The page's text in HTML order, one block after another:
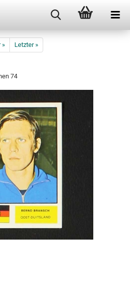
»
Letzter »
74